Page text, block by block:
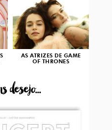
AS ATRIZES DE GAME
OF THRONES
desejo...